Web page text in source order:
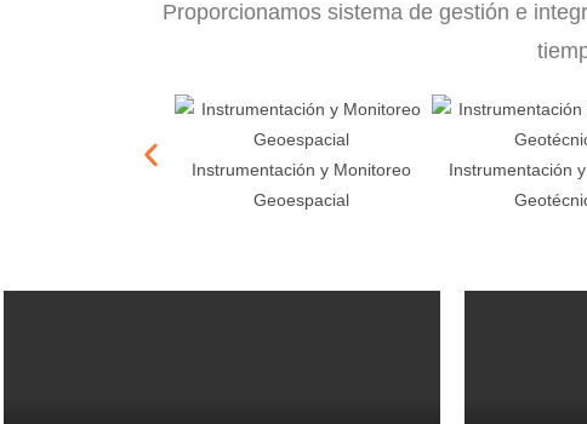
Proporcionamos sistema de gestión e
Instrumentación y Monitoreo
Geoespacial
Instrumentación